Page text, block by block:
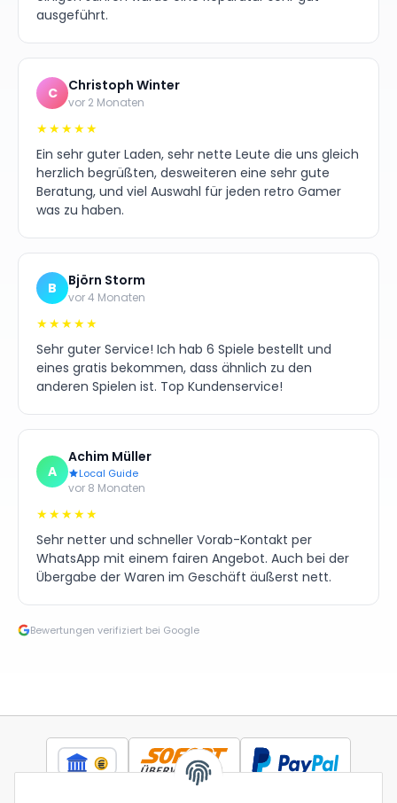
ausgeführt.
C Christoph Winter
vor 2 Monaten
★★★★★
Ein sehr guter Laden, sehr nette Leute die uns gleich
herzlich begrüßten, desweiteren eine sehr gute
Beratung, und viel Auswahl für jeden retro Gamer
was zu haben.
B Björn Storm
vor 4 Monaten
★★★★★
Sehr guter Service! Ich hab 6 Spiele bestellt und
eines gratis bekommen, dass ähnlich zu den
anderen Spielen ist. Top Kundenservice!
A
Achim Müller
Local Guide
vor 8 Monaten
★★★★★
Sehr netter und schneller Vorab-Kontakt per
WhatsApp mit einem fairen Angebot. Auch bei der
Übergabe der Waren im Geschäft äußerst nett.
Bewertungen verifiziert bei Google